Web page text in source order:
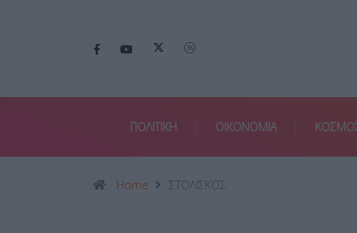
ΠΟΛΙΤΙΚΗ ΟΙΚΟΝΟΜΙΑ
Home ΣΤΟΛΙΣΚΟΣ